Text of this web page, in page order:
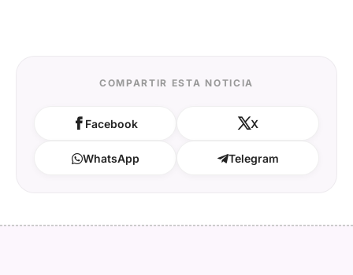
COMPARTIR ESTA NOTICIA
Facebook X
WhatsApp Telegram